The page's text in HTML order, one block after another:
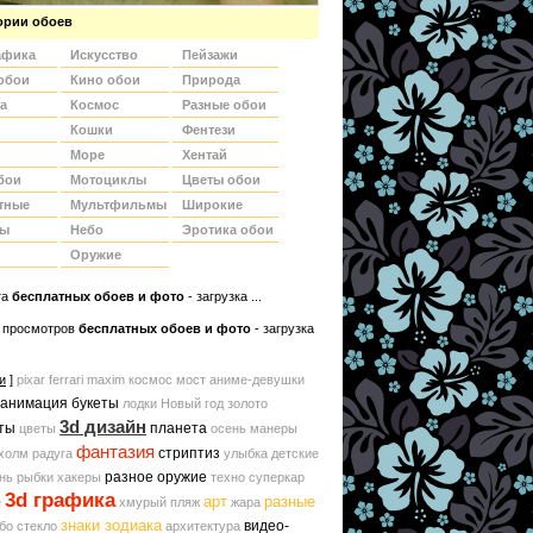
обоев
Искусство
Кино обои
Космос
Кошки
Море
Мотоциклы
Мультфильмы
Небо
Оружие
Пейзажи
Природа
Разные обои
Фентези
Хентай
Цветы обои
Широкие
Эротика обои
беcплатных обоев и фото - загрузка ...
просмотров бесплатных обоев и фото - загрузка
] pixar ferrari maxim космос мост аниме-девушки
букеты лодки Новый год золото
цветы 3d дизайн планета осень манеры
радуга фантазия стриптиз улыбка детские
рыбки хакеры разное оружие техно суперкар
3d графика хмурый пляж арт жара разные
стекло знаки зодиака архитектура видео-